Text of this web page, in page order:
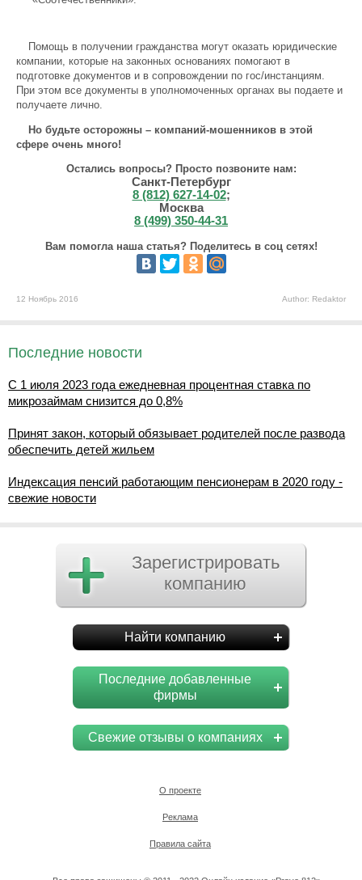
Помощь в получении гражданства могут оказать юридические
компании, которые на законных основаниях помогают в
подготовке документов и в сопровождении по гос/инстанциям.
При этом все документы в уполномоченных органах вы подаете и
получаете лично.
Но будьте осторожны – компаний-мошенников в этой
сфере очень много!
Остались вопросы? Просто позвоните нам:
Санкт-Петербург
8 (812) 627-14-02;
Москва
8 (499) 350-44-31
Вам помогла наша статья? Поделитесь в соц сетях!
12 Ноябрь 2016 Author: Redaktor
Последние новости
С 1 июля 2023 года ежедневная процентная ставка по
микрозаймам снизится до 0,8%
Принят закон, который обязывает родителей после развода
обеспечить детей жильем
Индексация пенсий работающим пенсионерам в 2020 году -
свежие новости
Зарегистрировать
компанию
Найти компанию
Последние добавленные
фирмы
Свежие отзывы о компаниях
О проекте
Реклама
Правила сайта